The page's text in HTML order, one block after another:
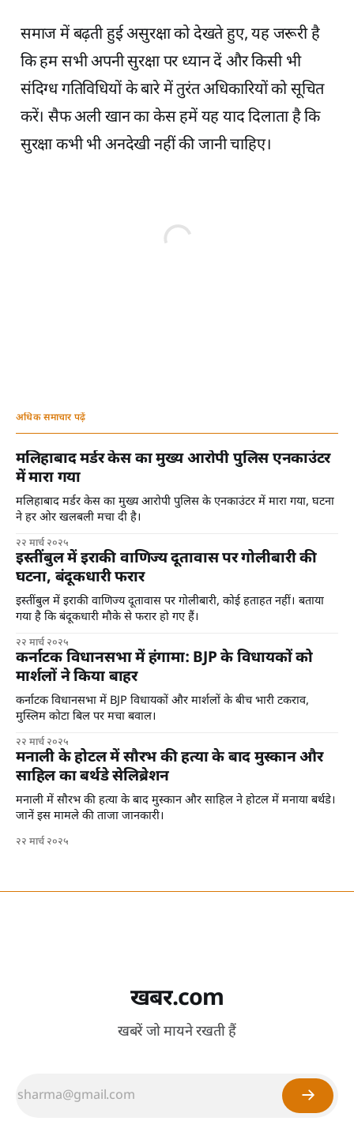
समाज में बढ़ती हुई असुरक्षा को देखते हुए, यह जरूरी है
कि हम सभी अपनी सुरक्षा पर ध्यान दें और किसी भी
संदिग्ध गतिविधियों के बारे में तुरंत अधिकारियों को सूचित
करें। सैफ अली खान का केस हमें यह याद दिलाता है कि
सुरक्षा कभी भी अनदेखी नहीं की जानी चाहिए।
अधिक समाचार पढ़ें
मलिहाबाद मर्डर केस का मुख्य आरोपी पुलिस एनकाउंटर
में मारा गया
मलिहाबाद मर्डर केस का मुख्य आरोपी पुलिस के एनकाउंटर में मारा गया, घटना
ने हर ओर खलबली मचा दी है।
२२ मार्च २०२५
इस्तींबुल में इराकी वाणिज्य दूतावास पर गोलीबारी की
घटना, बंदूकधारी फरार
इस्तींबुल में इराकी वाणिज्य दूतावास पर गोलीबारी, कोई हताहत नहीं। बताया
गया है कि बंदूकधारी मौके से फरार हो गए हैं।
२२ मार्च २०२५
कर्नाटक विधानसभा में हंगामा: BJP के विधायकों को
मार्शलों ने किया बाहर
कर्नाटक विधानसभा में BJP विधायकों और मार्शलों के बीच भारी टकराव,
मुस्लिम कोटा बिल पर मचा बवाल।
२२ मार्च २०२५
मनाली के होटल में सौरभ की हत्या के बाद मुस्कान और
साहिल का बर्थडे सेलिब्रेशन
मनाली में सौरभ की हत्या के बाद मुस्कान और साहिल ने होटल में मनाया बर्थडे।
जानें इस मामले की ताजा जानकारी।
२२ मार्च २०२५
खबर.com
खबरें जो मायने रखती हैं